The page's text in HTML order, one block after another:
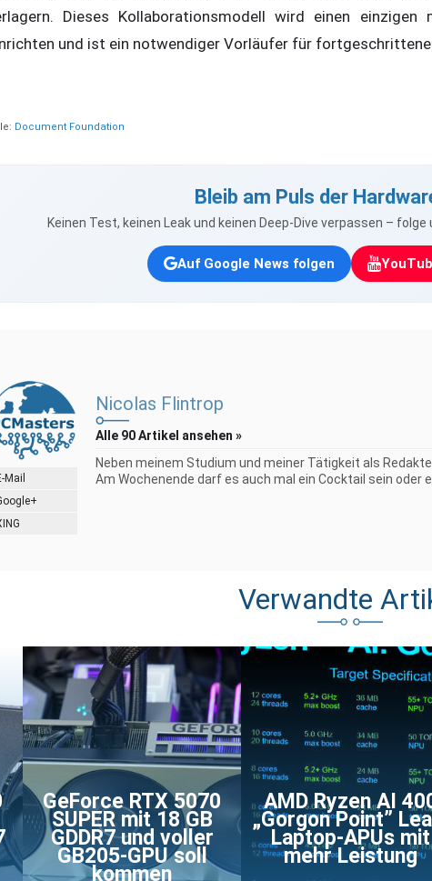
Dieses Kollaborationsmodell wird einen einzigen
und ist ein notwendiger Vorläufer für
Document Foundation
Bleib am Puls der
Keinen Test, keinen Leak und keinen Deep-Dive verpassen –
Auf Google News folgen
Mail
Nicolas Flintrop
Alle 90 Artikel ansehen »
Neben meinem Studium und meiner Tätigkeit als
Am Wochenende darf es auch mal ein Cocktail sein oder
Verwandte
GeForce RTX 5070
SUPER mit 18 GB
GDDR7 und voller
GB205-GPU soll
kommen
AMD Ryzen AI
„Gorgon Point”
Laptop-APUs mit
mehr Leistung